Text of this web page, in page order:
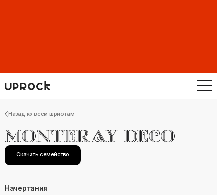
Назад ко всем шрифтам
MONTERAY DECO
Скачать семейство
Начертания